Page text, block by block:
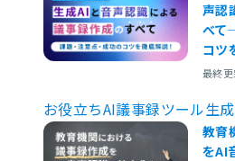
声認
べて
コツ
最終
お役立ちAI議事録ツール生
教育
をAI